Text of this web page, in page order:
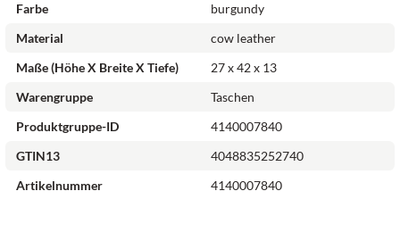
* Logoprägung auf der Vorderseite
Innen:
Farbe
burgundy
Material
cow leather
Maße (Höhe X Breite X Tiefe)
27 x 42 x 13
Warengruppe
Taschen
Produktgruppe-ID
4140007840
GTIN13
4048835252740
Artikelnummer
4140007840